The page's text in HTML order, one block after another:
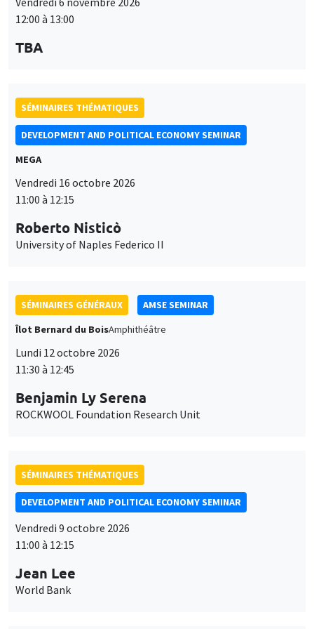
TBA
DEVELOPMENT AND POLITICAL ECONOMY SEMINAR
MEGA
Vendredi 16 octobre 2026
11:00 à 12:15
Roberto Nisticò
University of Naples Federico II
Îlot Bernard du BoisAmphithéâtre
Lundi 12 octobre 2026
11:30 à 12:45
Benjamin Ly Serena
ROCKWOOL Foundation Research Unit
DEVELOPMENT AND POLITICAL ECONOMY SEMINAR
Vendredi 9 octobre 2026
11:00 à 12:15
Jean Lee
World Bank